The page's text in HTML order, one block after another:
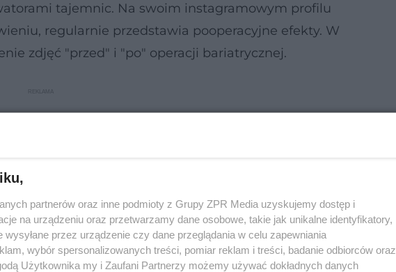
tajemnic. Na swoim instagramowym profilu
regularnie przedstawia pooperacyjne efekty. W
zdjęć "przed" i "po" operacji bariatrycznej.
partnerów oraz inne podmioty z Grupy ZPR Media uzyskujemy dostęp i
na urządzeniu oraz przetwarzamy dane osobowe, takie jak unikalne identyfikatory,
wysyłane przez urządzenie czy dane przeglądania w celu zapewniania
wybór spersonalizowanych treści, pomiar reklam i treści, badanie odbiorców oraz
Użytkownika my i Zaufani Partnerzy możemy używać dokładnych danych